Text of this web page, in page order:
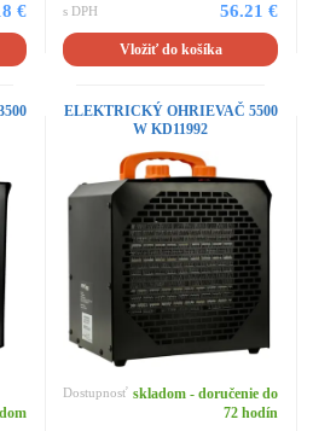
€ s DPH 56.21 €
Vložiť do košíka
ELEKTRICKÝ OHRIEVAČ 5500
W KD11992
Dostupnosť skladom - doručenie do
72 hodín